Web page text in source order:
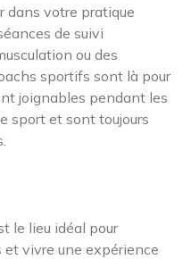
dans votre pratique
de suivi
ou des
sportifs sont là pour
joignables pendant les
sport et sont toujours
le lieu idéal pour
vivre une expérience